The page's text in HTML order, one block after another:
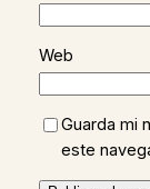
Web
Guarda mi
este